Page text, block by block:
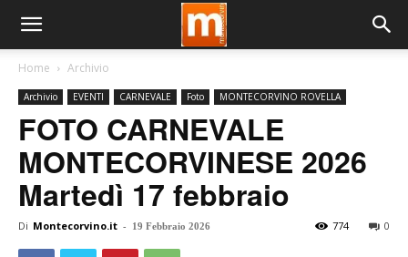
Home Archivio
Archivio EVENTI CARNEVALE Foto MONTECORVINO ROVELLA
FOTO CARNEVALE
MONTECORVINESE 2026
Martedì 17 febbraio
Di Montecorvino.it - 19 Febbraio 2026 0
774